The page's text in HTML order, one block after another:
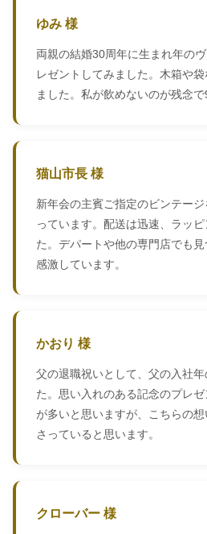
ゆみ 様
両親の結婚30周年に生まれ年の
レゼントしてみました。木箱や
ました。私が飲めないのが残念で
猫山市長 様
新年会の主賓ご指定のビンテー
っています。配送は迅速、ラッ
た。デパートや他の専門店でも見
感激しています。
かおり 様
父の退職祝いとして、父の入社
た。思い入れのある記念のプレ
が多いと思いますが、こちらの
さっていると思います。
クローバー 様